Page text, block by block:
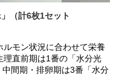
（計6枚1セット
モン状況に合わせて栄養
理直前期は1番の「水分光
間期・排卵期は3番「水分